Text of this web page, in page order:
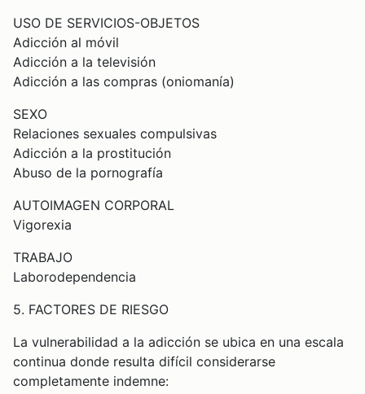
USO DE SERVICIOS-OBJETOS
Adicción al móvil
Adicción a la televisión
Adicción a las compras (oniomanía)
SEXO
Relaciones sexuales compulsivas
Adicción a la prostitución
Abuso de la pornografía
AUTOIMAGEN CORPORAL
Vigorexia
TRABAJO
Laborodependencia
5. FACTORES DE RIESGO
La vulnerabilidad a la adicción se ubica en una escala
continua donde resulta difícil considerarse
completamente indemne: